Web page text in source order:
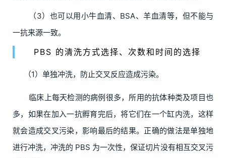
（3）也可以用小牛血清、BSA、羊血清等，但不能与
一抗来源一致。
PBS 的清洗方式选择、次数和时间的选择
（1）单独冲洗，防止交叉反应造成污染。
临床上每天检测的病例很多，所用的抗体种类及项目也
多，如果在加入一抗孵育完后，将它们在一个缸内洗，这样
就会造成交叉污染，影响最后的结果。正确的做法是单独地
进行冲洗，冲洗的 PBS 为一次性，保证切片没有相互交叉污